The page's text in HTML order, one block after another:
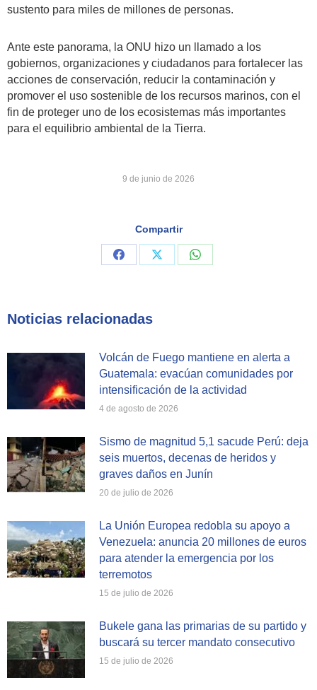
sustento para miles de millones de personas.
Ante este panorama, la ONU hizo un llamado a los
gobiernos, organizaciones y ciudadanos para fortalecer las
acciones de conservación, reducir la contaminación y
promover el uso sostenible de los recursos marinos, con el
fin de proteger uno de los ecosistemas más importantes
para el equilibrio ambiental de la Tierra.
9 de junio de 2026
Compartir
Share
Share
Share
Noticias relacionadas
Volcán de Fuego mantiene en alerta a
Guatemala: evacúan comunidades por
intensificación de la actividad
4 de agosto de 2026
Sismo de magnitud 5,1 sacude Perú: deja
seis muertos, decenas de heridos y
graves daños en Junín
20 de julio de 2026
La Unión Europea redobla su apoyo a
Venezuela: anuncia 20 millones de euros
para atender la emergencia por los
terremotos
15 de julio de 2026
Bukele gana las primarias de su partido y
buscará su tercer mandato consecutivo
15 de julio de 2026